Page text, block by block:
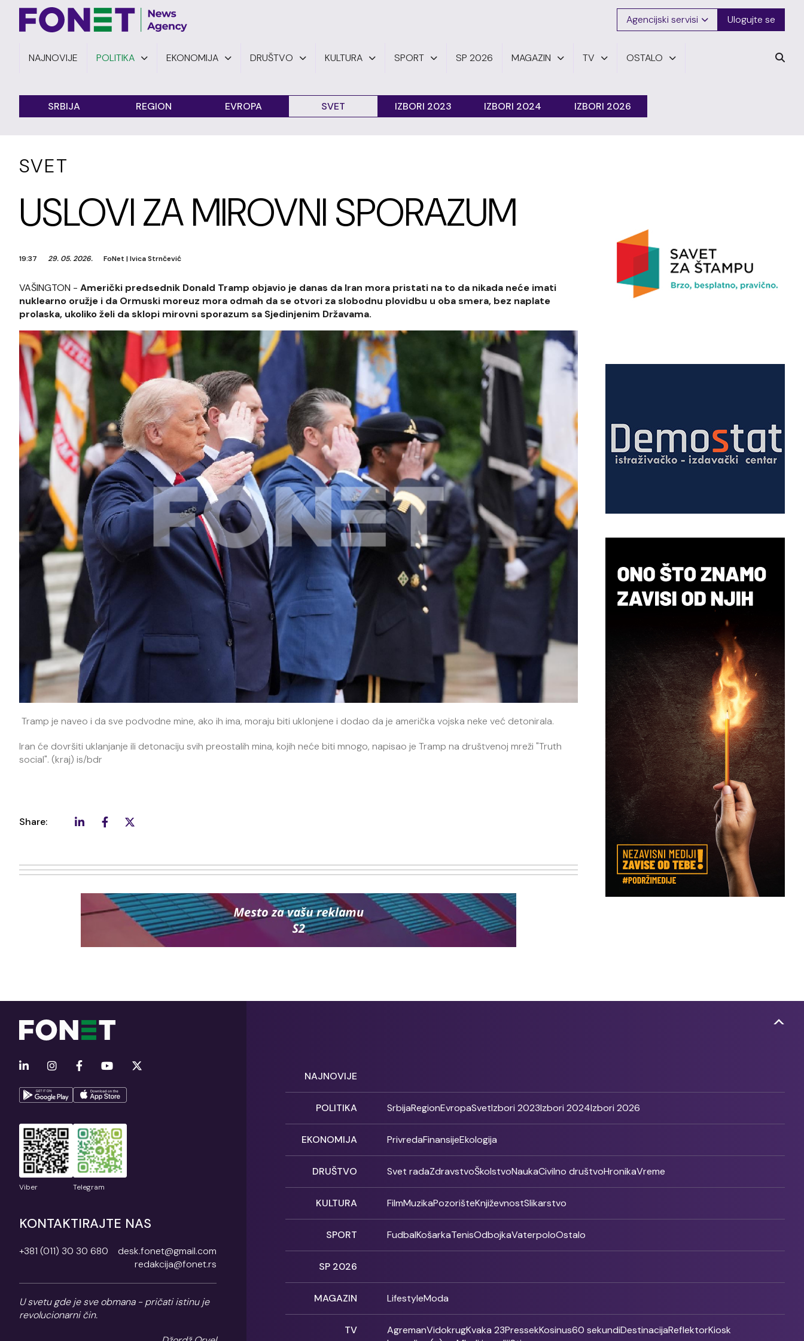
Agencijski servisi Ulogujte se
NAJNOVIJE POLITIKA EKONOMIJA DRUŠTVO KULTURA SPORT SP 2026 MAGAZIN TV OSTALO
SRBIJA REGION EVROPA SVET IZBORI 2023 IZBORI 2024 IZBORI 2026
SVET
USLOVI ZA MIROVNI SPORAZUM
19:37 29. 05. 2026. FoNet |Ivica Strnčević
VAŠINGTON - Američki predsednik Donald Tramp objavio je danas da Iran mora pristati na to da nikada neće imati
nuklearno oružje i da Ormuski moreuz mora odmah da se otvori za slobodnu plovidbu u oba smera, bez naplate
prolaska, ukoliko želi da sklopi mirovni sporazum sa Sjedinjenim Državama.
Tramp je naveo i da sve podvodne mine, ako ih ima, moraju biti uklonjene i dodao da je američka vojska neke već detonirala.
Iran će dovršiti uklanjanje ili detonaciju svih preostalih mina, kojih neće biti mnogo, napisao je Tramp na društvenoj mreži "Truth
social". (kraj) is/bdr
Share:
Viber Telegram
KONTAKTIRAJTE NAS
+381 (011) 30 30 680
desk.fonet@gmail.com
redakcija@fonet.rs
U svetu gde je sve obmana - pričati istinu je
revolucionarni čin.
NAJNOVIJE
POLITIKA SrbijaRegionEvropaSvetIzbori 2023Izbori 2024Izbori 2026
EKONOMIJA PrivredaFinansijeEkologija
DRUŠTVO Svet radaZdravstvoŠkolstvoNaukaCivilno društvoHronikaVreme
KULTURA FilmMuzikaPozorišteKnjiževnostSlikarstvo
SPORT FudbalKošarkaTenisOdbojkaVaterpoloOstalo
SP 2026
MAGAZIN LifestyleModa
TV AgremanVidokrugKvaka 23PressekKosinus60 sekundiDestinacijaReflektorKiosk